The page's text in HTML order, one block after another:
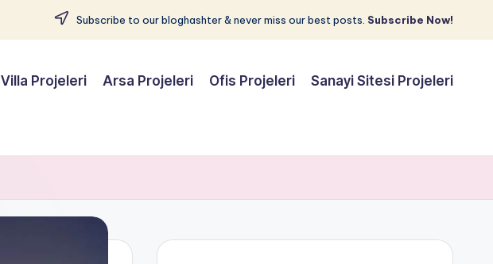
Subscribe to our bloghashter & never miss our best posts. Subscribe Now!
Villa Projeleri Arsa Projeleri Ofis Projeleri Sanayi Sitesi Projeleri